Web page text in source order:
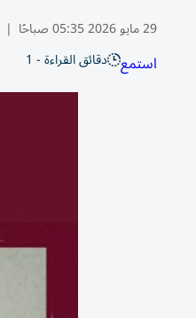
29 مايو 2026 05:35 صباحًا |
استمع دقائق القراءة - 1